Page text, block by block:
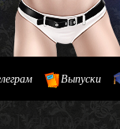
Выпуски